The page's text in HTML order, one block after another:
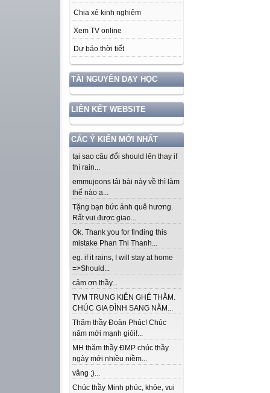
Chia xẻ kinh nghiệm
Xem TV online
Dự báo thời tiết
TÀI NGUYÊN DẠY HỌC
LIÊN KẾT WEBSITE
CÁC Ý KIẾN MỚI NHẤT
tại sao câu đổi should lên thay if
thì rain...
emmujoons tải bài này về thì làm
thế nào ạ...
Tặng bạn bức ảnh quê hương.
Rất vui được giao...
Ok. Thank you for finding this
mistake Phan Thi Thanh...
eg. if it rains, I will stay at home
=>Should...
cảm ơn thầy...
TVM TRUNG KIÊN GHÉ THĂM.
CHÚC GIA ĐÌNH SANG NĂM...
Thăm thầy Đoàn Phúc! Chúc
năm mới mạnh giỏi!...
MH thăm thầy ĐMP chúc thầy
ngày mới nhiều niềm...
vâng ;)...
Chúc thầy Minh phúc, khỏe, vui